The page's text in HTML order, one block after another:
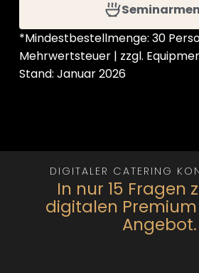
*Mindestbestellmenge: 30
Mehrwertsteuer | zzgl.
Stand: Januar 2026
DIGITALER CATERING
In nur 15 Fragen
digitalen
Angebot.